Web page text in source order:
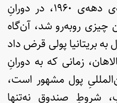
بریتانیا بود که در نیمه‌ی دهه‌ی ۱۹۶۰، در دورانِ
چیزی روبه‌رو شد، آن‌گاه
بریتانیا پولی قرض داد
زمانی که به دورانِ
بین‌المللیِ پول مشهور است،
شروطِ صندوق نه‌تنها